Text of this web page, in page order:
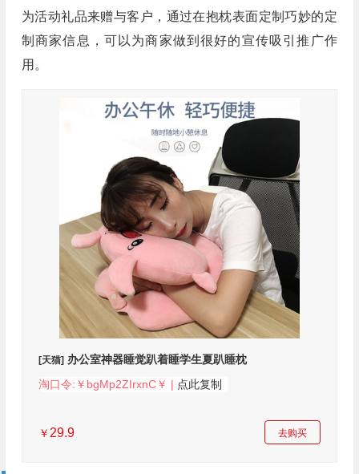
为活动礼品来赠与客户，通过在抱枕表面定制巧妙的定
制商家信息，可以为商家做到很好的宣传吸引推广作
用。
[天猫]办公室神器睡觉趴着睡学生夏趴睡枕
淘口令:￥bgMp2ZIrxnC￥ | 点此复制
￥ 29.9 去购买